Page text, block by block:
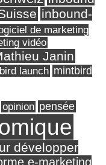
inbound-
de marketing
vidéo
Janin
launch mintbird
opinion pensée
développer
e-marketing